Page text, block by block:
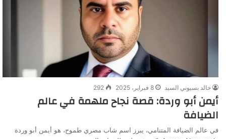
خالد بسيوني السيد 8 فبراير، 2025 292
أيمن أبو وردة: قصة نجاح ملهمة في عالم
الضيافة
في عالم الضيافة المتنامي، يبرز اسم شاب مصري طموح، هو أيمن أبو وردة